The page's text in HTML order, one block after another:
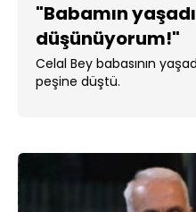
"Babamın
düşünüyorum!"
Celal Bey babasının
peşine düştü.